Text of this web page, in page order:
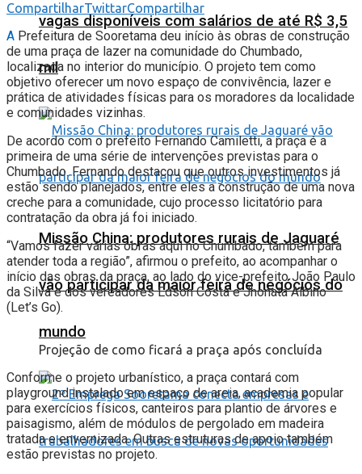
vagas disponíveis com salários de até R$ 3,5
mil
Missão China: produtores rurais de Jaguaré
vão participar da maior feira de negócios do
mundo
CompartilharTwittarCompartilhar
A Prefeitura de Sooretama deu início às obras de construção
de uma praça de lazer na comunidade do Chumbado,
localizada no interior do município. O projeto tem como
objetivo oferecer um novo espaço de convivência, lazer e
prática de atividades físicas para os moradores da localidade
e comunidades vizinhas.
De acordo com o prefeito Fernando Camiletti, a praça é a
primeira de uma série de intervenções previstas para o
Chumbado. Fernando destacou que outros investimentos já
estão sendo planejados, entre eles a construção de uma nova
creche para a comunidade, cujo processo licitatório para
contratação da obra já foi iniciado.
“Vamos fazer várias obras aqui no Chumbado, também para
atender toda a região”, afirmou o prefeito, ao acompanhar o
início das obras da praça, ao lado do vice-prefeito João Paulo
da Silva e dos vereadores Edson Costa e Jhonata Albino
(Let’s Go).
Projeção de como ficará a praça após concluída
Conforme o projeto urbanístico, a praça contará com
playground instalado em espaço de areia, academia popular
para exercícios físicos, canteiros para plantio de árvores e
paisagismo, além de módulos de pergolado em madeira
tratada e envernizada. Outras estruturas de apoio também
estão previstas no projeto.